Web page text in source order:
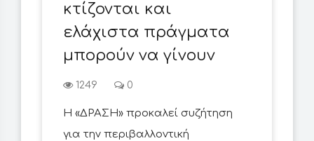
κτίζονται και
ελάχιστα πράγματα
μπορούν να γίνουν
1249 0
Η «ΔΡΑΣΗ» προκαλεί συζήτηση
για την περιβαλλοντική